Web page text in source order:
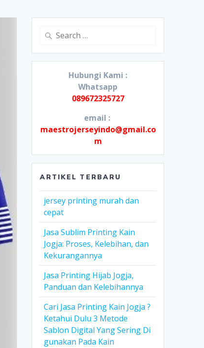
Search
Hubungi Kami :
Whatsapp
089672325727
email :
maestrojerseyindo@gmail.co
m
ARTIKEL TERBARU
jersey printing murah dan
cepat
Jasa Sublim Printing Kain
Jogja: Proses, Kelebihan, dan
Kekurangannya
Jasa Printing Hijab Jogja,
Panduan dan Kelebihannya
Cari Jasa Printing Kain Jogja ?
Ketahui Dulu 3 Metode
Sablon Digital Yang Sering Di
gunakan Pada Kain